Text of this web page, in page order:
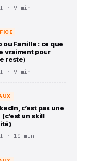
· 9 min
ou Famille : ce que
vraiment pour
reste)
· 9 min
c’est pas une
un skill
· 10 min